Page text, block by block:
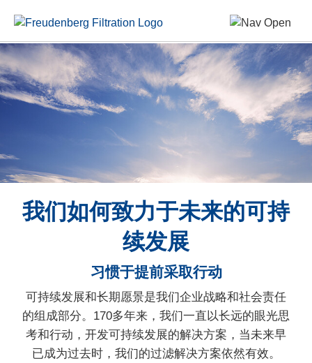
我们如何致力于未来的可持
续发展
习惯于提前采取行动
可持续发展和长期愿景是我们企业战略和社会责任
的组成部分。170多年来，我们一直以长远的眼光思
考和行动，开发可持续发展的解决方案，当未来早
已成为过去时，我们的过滤解决方案依然有效。